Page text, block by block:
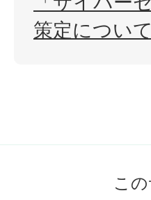
策定について
こ